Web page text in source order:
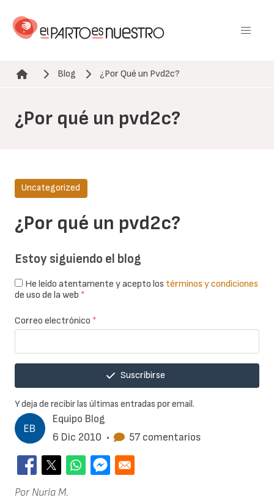
contenido
Ruta de navegación
Blog ¿Por Qué un Pvd2c?
¿Por qué un pvd2c?
Equipo Blog
6 Dic 2010 • 57 comentarios
¿Por qué un pvd2c?
Uncategorized
Por Nuria M.
Estoy siguiendo el blog
He leído atentamente y acepto los términos y condiciones
de uso de la web *
Correo electrónico *
Suscribirse
Y deja de recibir las últimas entradas por email.